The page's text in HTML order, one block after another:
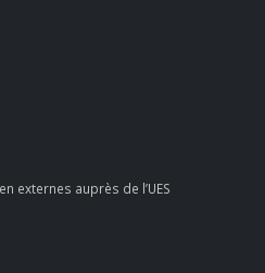
externes auprès de l’UES